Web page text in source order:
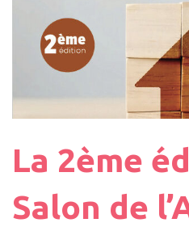
La 2ème
Salon de